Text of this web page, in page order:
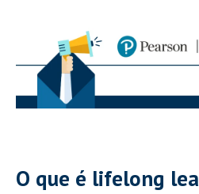
O que é lifelong